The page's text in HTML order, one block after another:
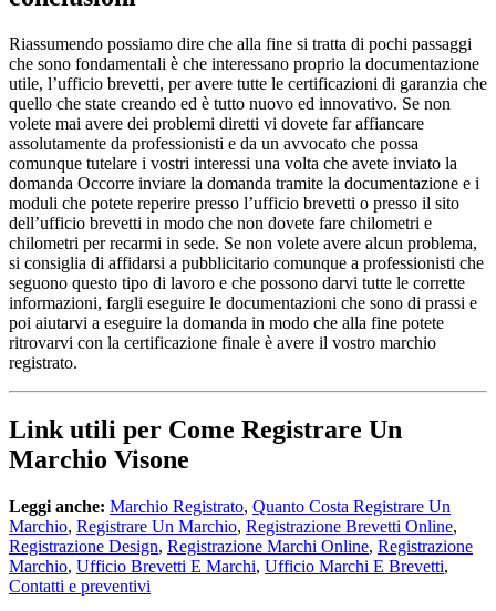
Riassumendo possiamo dire che alla fine si tratta di pochi passaggi
che sono fondamentali è che interessano proprio la documentazione
utile, l’ufficio brevetti, per avere tutte le certificazioni di garanzia che
quello che state creando ed è tutto nuovo ed innovativo. Se non
volete mai avere dei problemi diretti vi dovete far affiancare
assolutamente da professionisti e da un avvocato che possa
comunque tutelare i vostri interessi una volta che avete inviato la
domanda Occorre inviare la domanda tramite la documentazione e i
moduli che potete reperire presso l’ufficio brevetti o presso il sito
dell’ufficio brevetti in modo che non dovete fare chilometri e
chilometri per recarmi in sede. Se non volete avere alcun problema,
si consiglia di affidarsi a pubblicitario comunque a professionisti che
seguono questo tipo di lavoro e che possono darvi tutte le corrette
informazioni, fargli eseguire le documentazioni che sono di prassi e
poi aiutarvi a eseguire la domanda in modo che alla fine potete
ritrovarvi con la certificazione finale è avere il vostro marchio
registrato.
Link utili per Come Registrare Un
Marchio Visone
Leggi anche: Marchio Registrato, Quanto Costa Registrare Un
Marchio, Registrare Un Marchio, Registrazione Brevetti Online,
Registrazione Design, Registrazione Marchi Online, Registrazione
Marchio, Ufficio Brevetti E Marchi, Ufficio Marchi E Brevetti,
Contatti e preventivi